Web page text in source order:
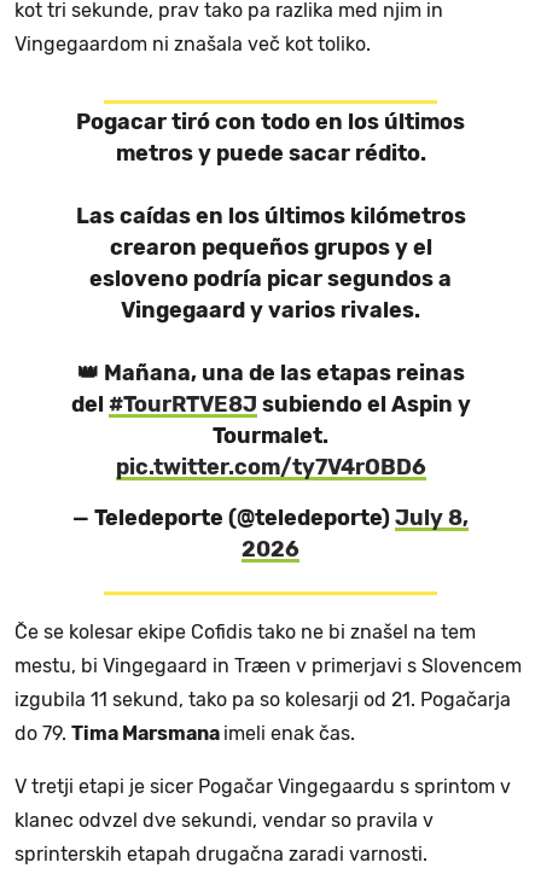
kot tri sekunde, prav tako pa razlika med njim in
Vingegaardom ni znašala več kot toliko.
Pogacar tiró con todo en los últimos
metros y puede sacar rédito.
Las caídas en los últimos kilómetros
crearon pequeños grupos y el
esloveno podría picar segundos a
Vingegaard y varios rivales.
👑 Mañana, una de las etapas reinas
del #TourRTVE8J subiendo el Aspin y
Tourmalet.
pic.twitter.com/ty7V4rOBD6
— Teledeporte (@teledeporte)July 8,
2026
Če se kolesar ekipe Cofidis tako ne bi znašel na tem
mestu, bi Vingegaard in Træen v primerjavi s Slovencem
izgubila 11 sekund, tako pa so kolesarji od 21. Pogačarja
do 79. Tima Marsmana imeli enak čas.
V tretji etapi je sicer Pogačar Vingegaardu s sprintom v
klanec odvzel dve sekundi, vendar so pravila v
sprinterskih etapah drugačna zaradi varnosti.